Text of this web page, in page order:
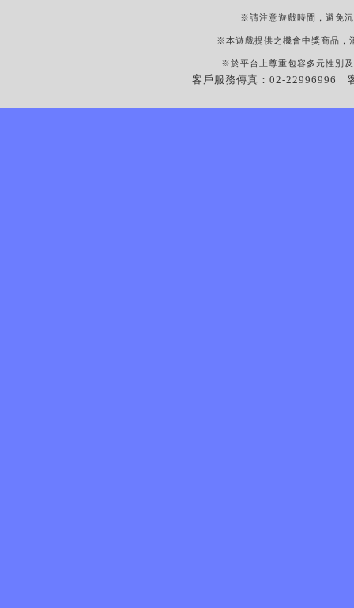
※請注意遊戲時間，避免
※本遊戲提供之機會中獎商品，
※於平台上尊重包容多元性別
客戶服務傳真：02-22996996